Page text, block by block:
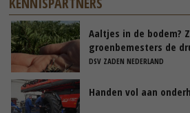
Aaltjes in de bodem?
groenbemesters de
DSV ZADEN NEDERLAND
Handen vol aan